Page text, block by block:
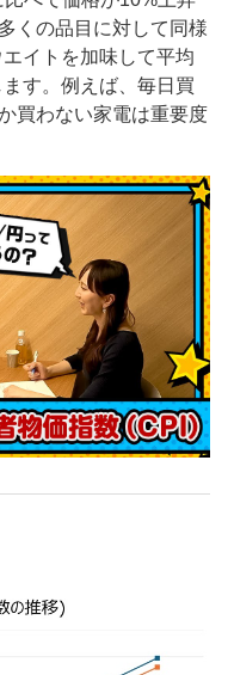
くの品目に対して同様
イトを加味して平均
す。例えば、毎日買
買わない家電は重要度